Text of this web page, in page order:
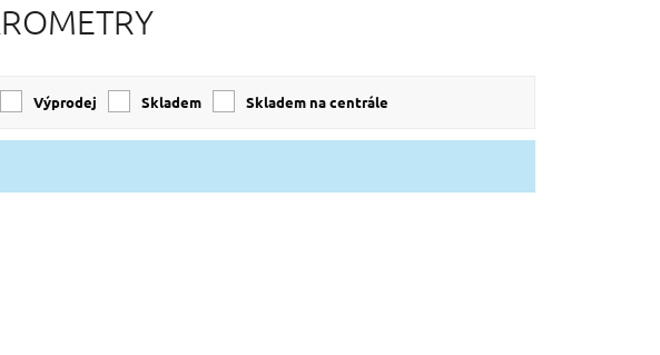
Výprodej skladem skladem na centrále